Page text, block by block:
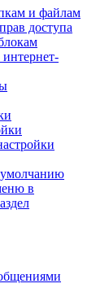
и файлам
доступа
в